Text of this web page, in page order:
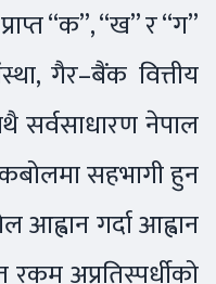
“क”, “ख” र “ग”
गैर–बैंक वित्तीय
सर्वसाधारण नेपाल
सहभागी हुन
आह्वान गर्दा आह्वान